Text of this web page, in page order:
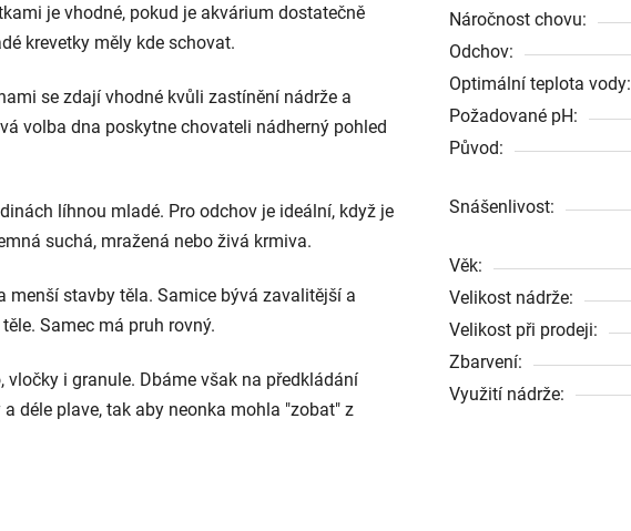
je vhodné, pokud je akvárium dostatečně
krevetky měly kde schovat.
se zdají vhodné kvůli zastínění nádrže a
volba dna poskytne chovateli nádherný pohled
líhnou mladé. Pro odchov je ideální, když je
suchá, mražená nebo živá krmiva.
menší stavby těla. Samice bývá zavalitější a
Samec má pruh rovný.
i granule. Dbáme však na předkládání
déle plave, tak aby neonka mohla "zobat" z
Náročnost chovu:
Odchov:
Optimální teplota vody:
Požadované pH:
Původ:
Snášenlivost:
Věk:
Velikost nádrže:
Velikost při prodeji:
Zbarvení:
Využití nádrže: